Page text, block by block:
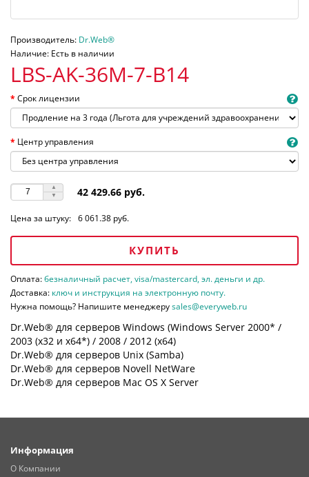
Производитель: Dr.Web®
Наличие: Есть в наличии
LBS-AK-36M-7-B14
Срок лицензии
Центр управления
42 429.66 руб.
Цена за штуку: 6 061.38 руб.
КУПИТЬ
Оплата:безналичный расчет, visa/mastercard, эл. деньги и др.
Доставка: ключ и инструкция на электронную почту.
Нужна помощь? Напишите менеджеруsales@everyweb.ru
Dr.Web® для серверов Windows (Windows Server 2000* /
2003 (х32 и х64*) / 2008 / 2012 (х64)
Dr.Web® для серверов Unix (Samba)
Dr.Web® для серверов Novell NetWare
Dr.Web® для серверов Mac OS X Server
Информация
О Компании